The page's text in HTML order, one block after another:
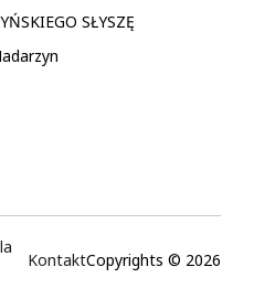
SŁYSZĘ
KontaktCopyrights © 2026